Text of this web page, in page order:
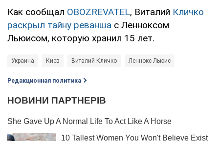
Как сообщал OBOZREVATEL, Виталий Кличко
раскрыл тайну реванша с Ленноксом
Льюисом, которую хранил 15 лет.
Украина Киев Виталий Кличко Леннокс Льюис
Редакционная политика